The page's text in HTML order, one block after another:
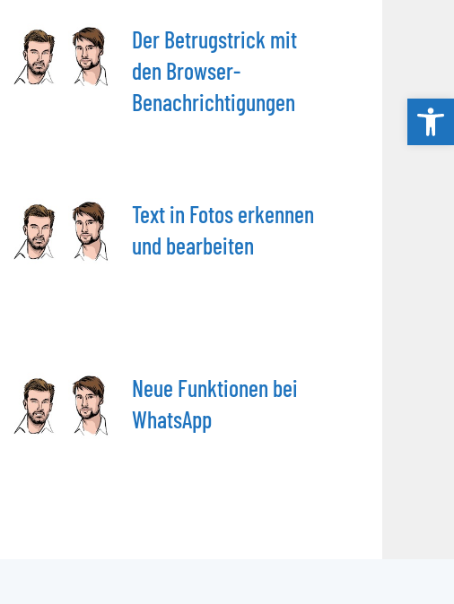
Der Betrugstrick mit
den Browser-
Benachrichtigungen
Text in Fotos erkennen
und bearbeiten
Neue Funktionen bei
WhatsApp